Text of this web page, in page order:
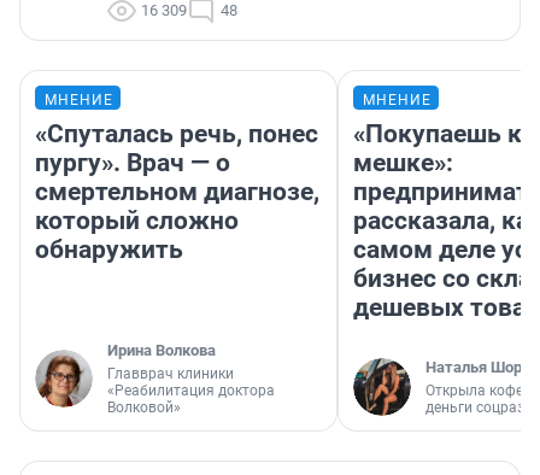
16 309 48
МНЕНИЕ
«Спуталась речь, понес
пургу». Врач — о
смертельном диагнозе,
который сложно
обнаружить
Ирина Волкова
Главврач клиники
«Реабилитация доктора
Волковой»
МНЕНИЕ
«Покупаешь
мешке»:
рассказала,
самом деле
бизнес со
дешевых
Наталья
Открыла
деньги